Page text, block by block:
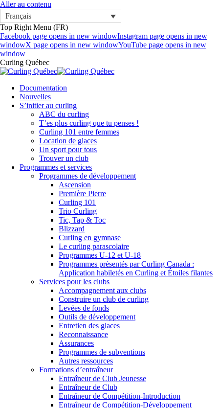
Aller au contenu
Français
Top Right Menu (FR)
Facebook page opens in new windowInstagram page opens in new
windowX page opens in new windowYouTube page opens in new
window
Curling Québec
Documentation
Nouvelles
S’initier au curling
ABC du curling
T’es plus curling que tu penses !
Curling 101 entre femmes
Location de glaces
Un sport pour tous
Trouver un club
Programmes et services
Programmes de développement
Ascension
Première Pierre
Curling 101
Trio Curling
Tic, Tap & Toc
Blizzard
Curling en gymnase
Le curling parascolaire
Programmes U-12 et U-18
Programmes présentés par Curling Canada :
Application habiletés en Curling et Étoiles filantes
Services pour les clubs
Accompagnement aux clubs
Construire un club de curling
Levées de fonds
Outils de développement
Entretien des glaces
Reconnaissance
Assurances
Programmes de subventions
Autres ressources
Formations d’entraîneur
Entraîneur de Club Jeunesse
Entraîneur de Club
Entraîneur de Compétition-Introduction
Entraîneur de Compétition-Développement